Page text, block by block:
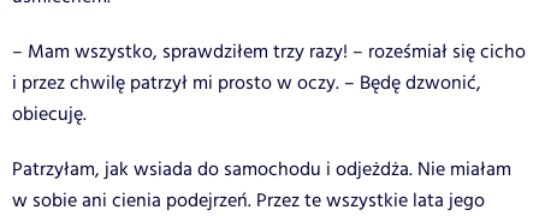
– Mam wszystko, sprawdziłem trzy razy! – roześmiał się cicho
i przez chwilę patrzył mi prosto w oczy. – Będę dzwonić,
obiecuję.
Patrzyłam, jak wsiada do samochodu i odjeżdża. Nie miałam
w sobie ani cienia podejrzeń. Przez te wszystkie lata jego